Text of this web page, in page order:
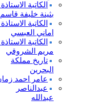
الكاتبة
بثينة خليفة قاسم
الكاتبة
اماني العبسي
الكاتبة
مريم الشروقي
تاريخ مملكة
البحرين
عامر احمد
عبدالناصر
عبدالله